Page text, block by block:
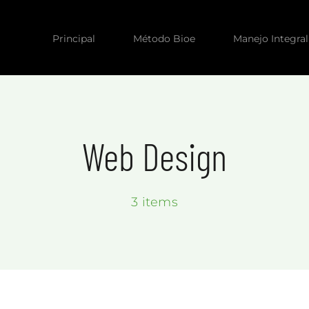
Principal Método Bioe Manejo
Web Design
3 items